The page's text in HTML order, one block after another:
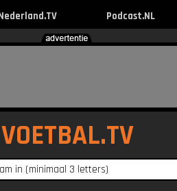
Podcast.NL
VOETBAL.TV